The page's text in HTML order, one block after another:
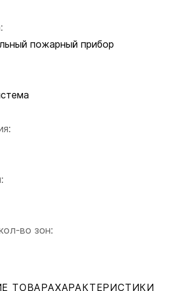
пожарный прибор
во зон:
ТОВАРАХАРАКТЕРИСТИКИ